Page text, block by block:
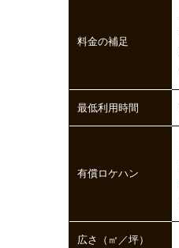
料金の補足
最低利用時間
有償ロケハン
広さ（㎡／坪）